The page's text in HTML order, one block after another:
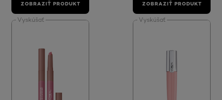
ZOBRAZIŤ PRODUKT ZOBRAZIŤ PRODUKT
Vyskúšať Vyskúšať